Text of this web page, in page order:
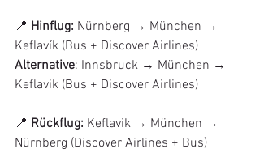
📍 Hinflug: Nürnberg → München →
Keflavík (Bus + Discover Airlines)
Alternative: Innsbruck → München →
Keflavik (Bus + Discover Airlines)
📍 Rückflug: Keflavik → München →
Nürnberg (Discover Airlines + Bus)